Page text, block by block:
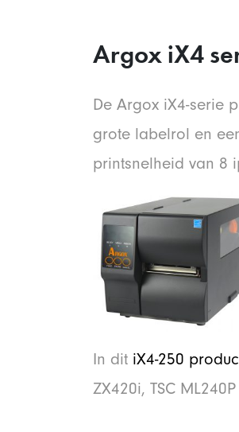
Argox iX4
De Argox iX4-serie
grote labelrol en
printsnelheid van 8
In dit iX4-250
ZX420i, TSC